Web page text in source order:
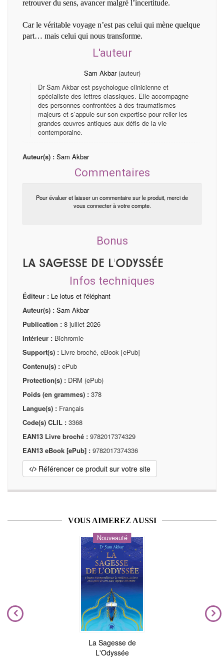
retrouver du sens, avancer malgré l’incertitude.
Car le véritable voyage n’est pas celui qui mène quelque
part… mais celui qui nous transforme.
L'auteur
Sam Akbar(auteur)
Dr Sam Akbar est psychologue clinicienne et
spécialiste des lettres classiques. Elle accompagne
des personnes confrontées à des traumatismes
majeurs et s’appuie sur son expertise pour relier les
grandes œuvres antiques aux défis de la vie
contemporaine.
Auteur(s) : Sam Akbar
Commentaires
Pour évaluer et laisser un commentaire sur le produit, merci de
vous connecter à votre compte.
Bonus
La Sagesse de L'Odyssée
Infos techniques
Éditeur : Le lotus et l'éléphant
Auteur(s) : Sam Akbar
Publication : 8 juillet 2026
Intérieur : Bichromie
Support(s) : Livre broché, eBook [ePub]
Contenu(s) : ePub
Protection(s) : DRM (ePub)
Poids (en grammes) : 378
Langue(s) : Français
Code(s) CLIL : 3368
EAN13 Livre broché : 9782017374329
EAN13 eBook [ePub] : 9782017374336
Référencer ce produit sur votre site
VOUS AIMEREZ AUSSI
Nouveauté
La Sagesse de
L'Odyssée